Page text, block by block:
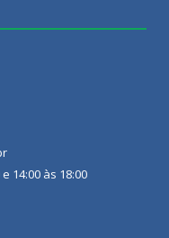
14:00 às 18:00